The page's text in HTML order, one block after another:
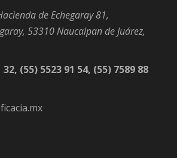
de Echegaray 81,
53310 Naucalpan de Juárez,
32, (55) 5523 91 54, (55) 7589 88